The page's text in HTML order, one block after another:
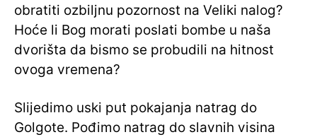
obratiti ozbiljnu pozornost na Veliki nalog?
Hoće li Bog morati poslati bombe u naša
dvorišta da bismo se probudili na hitnost
ovoga vremena?
Slijedimo uski put pokajanja natrag do
Golgote. Pođimo natrag do slavnih visina